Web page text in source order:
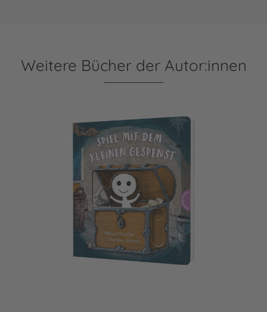
Weitere Bücher der Autor:innen
Das kleine Gespenst: Spiel mit dem kleinen Gespenst